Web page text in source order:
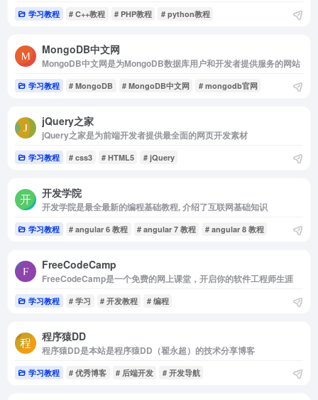
学习教程 # C++教程 # PHP教程 # python教程
MongoDB中文网
MongoDB中文网是为MongoDB数据库用户和开发者提供服务的网站
学习教程 # MongoDB # MongoDB中文网 # mongodb官网
jQuery之家
jQuery之家是为前端开发者提供最全面的网页开发素材
学习教程 # css3 # HTML5 # jQuery
开发学院
开发学院是最全最新的编程基础教程, 介绍了互联网基础知识
学习教程 # angular 6 教程 # angular 7 教程 # angular 8 教程
FreeCodeCamp
FreeCodeCamp是一个免费的网上课堂，开启你的软件工程师生涯
学习教程 # 学习 # 开发教程 # 编程
程序猿DD
程序猿DD是本站是程序猿DD（翟永超）的技术分享博客
学习教程 # 优秀博客 # 后端开发 # 开发导航